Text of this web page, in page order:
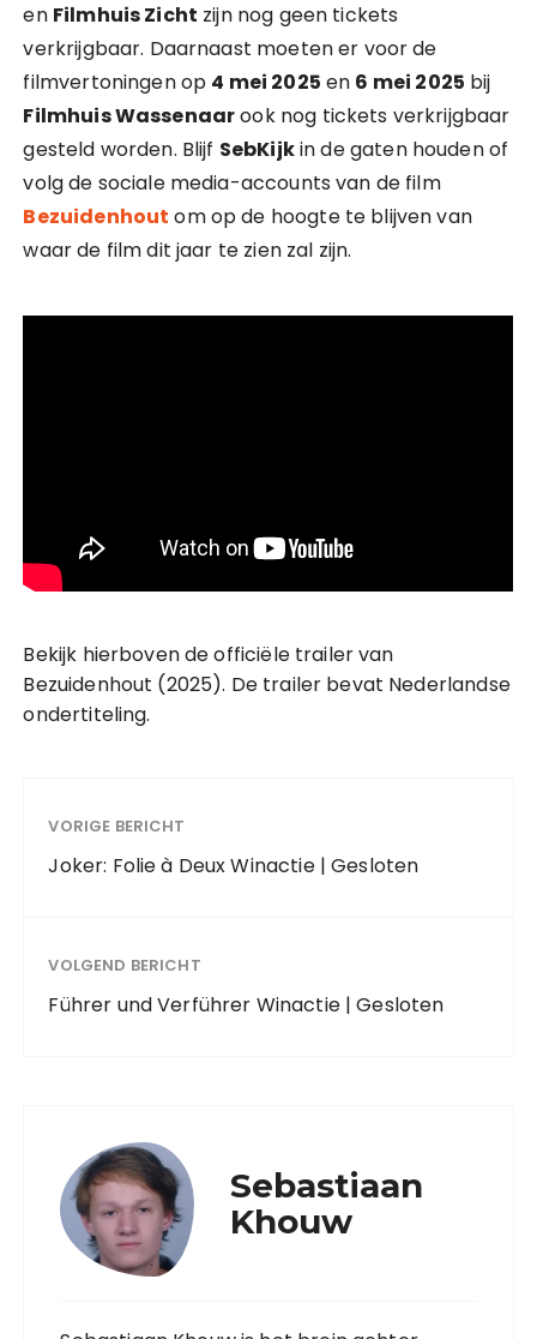
en Filmhuis Zicht zijn nog geen tickets
verkrijgbaar. Daarnaast moeten er voor de
filmvertoningen op 4 mei 2025 en 6 mei 2025 bij
Filmhuis Wassenaarook nog tickets verkrijgbaar
gesteld worden. Blijf SebKijkin de gaten houden of
volg de sociale media-accounts van de film
Bezuidenhout om op de hoogte te blijven van
waar de film dit jaar te zien zal zijn.
Bekijk hierboven de officiële trailer van
Bezuidenhout (2025). De trailer bevat Nederlandse
ondertiteling.
VORIGE BERICHT
Joker: Folie à Deux Winactie | Gesloten
VOLGEND BERICHT
Führer und Verführer Winactie | Gesloten
Sebastiaan
Khouw